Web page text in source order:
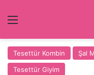
Menü
Tesettür Kombin Şal
Tesettür Giyim